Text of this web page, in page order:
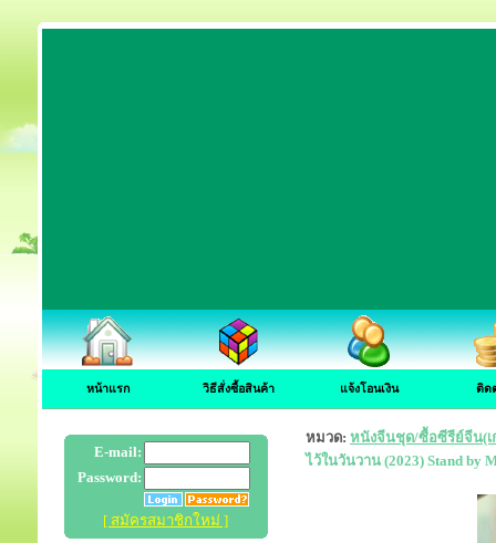
หน้าแรก วิธีสั่งซื้อสินค้า แจ้งโอนเงิน ติด
E-mail:
Password:
[ สมัครสมาชิกใหม่ ]
หมวด: หนังจีนชุด/ซื้อซีรีย์จีน(เ
ไว้ในวันวาน (2023) Stand by